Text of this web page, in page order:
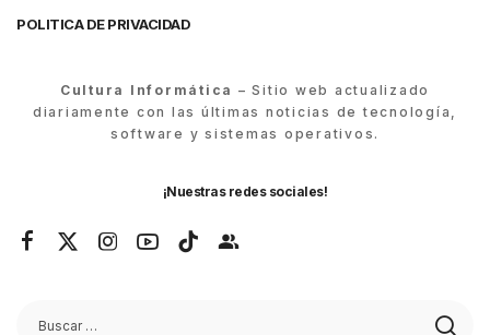
POLITICA DE PRIVACIDAD
Cultura Informática – Sitio web actualizado
diariamente con las últimas noticias de tecnología,
software y sistemas operativos.
¡Nuestras redes sociales!